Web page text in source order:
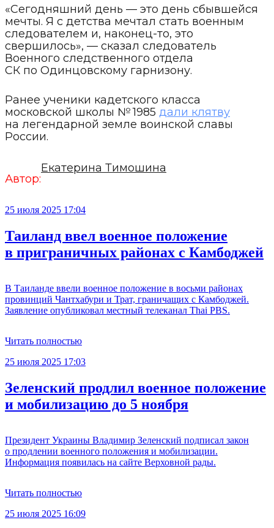
«Сегодняшний день — это день сбывшейся
мечты. Я с детства мечтал стать военным
следователем и, наконец-то, это
свершилось», — сказал следователь
Военного следственного отдела
СК по Одинцовскому гарнизону.
Ранее ученики кадетского класса
московской школы № 1985 дали клятву
на легендарной земле воинской славы
России.
Автор:
Екатерина Тимошина
25 июля 2025 17:04
Таиланд ввел военное положение
в приграничных районах с Камбоджей
В Таиланде ввели военное положение в восьми районах
провинций Чантхабури и Трат, граничащих с Камбоджей.
Заявление опубликовал местный телеканал Thai PBS.
Читать полностью
25 июля 2025 17:03
Зеленский продлил военное положение
и мобилизацию до 5 ноября
Президент Украины Владимир Зеленский подписал закон
о продлении военного положения и мобилизации.
Информация появилась на сайте Верховной рады.
Читать полностью
25 июля 2025 16:09